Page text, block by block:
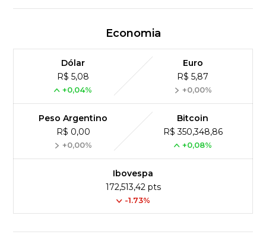
Economia
Dólar
R$ 5,08
+0,04%
Euro
R$ 5,87
+0,00%
Peso Argentino
R$ 0,00
+0,00%
Bitcoin
R$ 350,348,86
+0,08%
Ibovespa
172,513,42 pts
-1.73%